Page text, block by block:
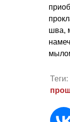
шва,
Теги: